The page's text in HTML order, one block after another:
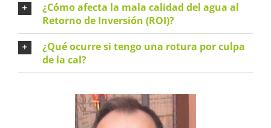
¿Cómo afecta la mala calidad del agua al
Retorno de Inversión (ROI)?
¿Qué ocurre si tengo una rotura por culpa
de la cal?